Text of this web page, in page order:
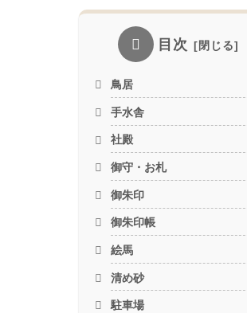
目次
鳥居
手水舎
社殿
御守・お札
御朱印
御朱印帳
絵馬
清め砂
駐車場